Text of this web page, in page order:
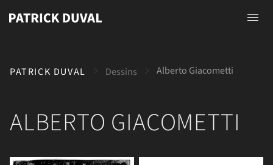
A propos
Peintures
PATRICK DUVAL Dessins Alberto Giacometti
ALBERTO GIACOMETTI